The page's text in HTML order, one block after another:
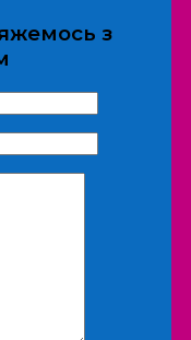
особам
з